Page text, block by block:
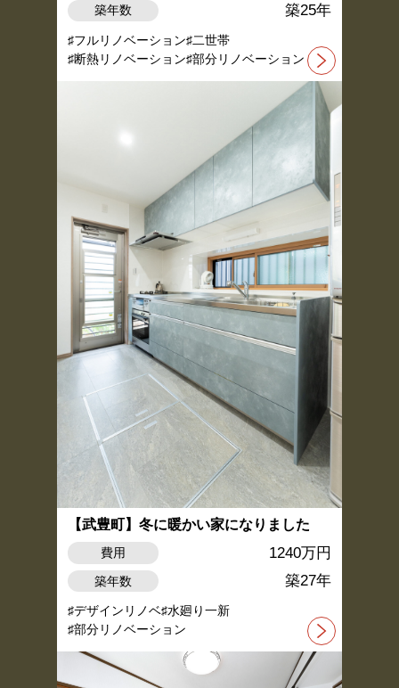
築年数 築25年
フルリノベーション 二世帯
断熱リノベーション 部分リノベーション
【武豊町】冬に暖かい家になりました
費用 1240万円
築年数 築27年
デザインリノベ 水廻り一新
部分リノベーション